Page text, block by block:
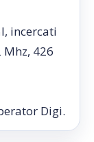
incercati
Mhz, 426
Digi.